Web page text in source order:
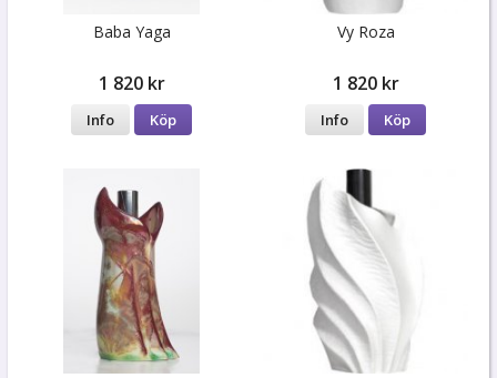
Baba Yaga
1 820 kr
Info Köp
Vy Roza
1 820 kr
Info Köp